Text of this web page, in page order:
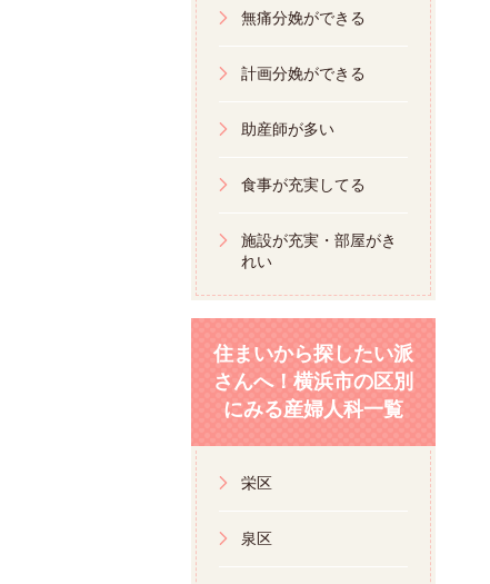
無痛分娩ができる
計画分娩ができる
助産師が多い
食事が充実してる
施設が充実・部屋がき
れい
住まいから探したい派
さんへ！横浜市の区別
にみる産婦人科一覧
栄区
泉区